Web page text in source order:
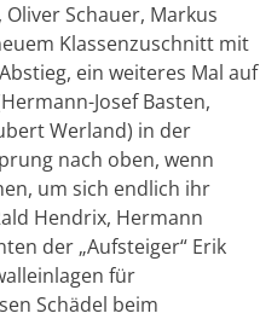
Schauer, Markus
Klassenzuschnitt mit
ein weiteres Mal auf
Josef Basten,
Werland) in der
nach oben, wenn
um sich endlich ihr
Hendrix, Hermann
der „Aufsteiger“ Erik
für
Schädel beim